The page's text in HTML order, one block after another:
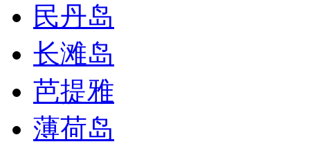
民丹岛
长滩岛
芭提雅
薄荷岛